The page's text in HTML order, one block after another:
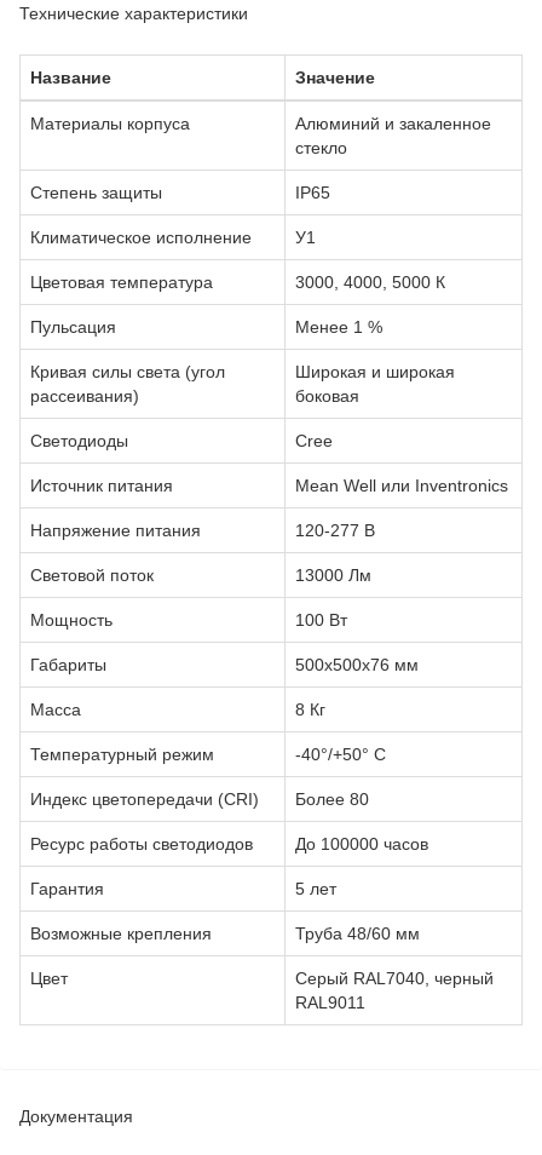
Технические характеристики
Название Значение
Материалы корпуса
Алюминий и закаленное
стекло
Степень защиты IP65
Климатическое исполнение У1
Цветовая температура 3000, 4000, 5000 К
Пульсация Менее 1 %
Кривая силы света (угол
рассеивания)
Широкая и широкая
боковая
Светодиоды Cree
Источник питания Mean Well или Inventronics
Напряжение питания 120-277 В
Световой поток 13000 Лм
Мощность 100 Вт
Габариты 500х500х76 мм
Масса 8 Кг
Температурный режим -40°/+50° С
Индекс цветопередачи (CRI) Более 80
Ресурс работы светодиодов До 100000 часов
Гарантия 5 лет
Возможные крепления Труба 48/60 мм
Цвет
Серый RAL7040, черный
RAL9011
Документация